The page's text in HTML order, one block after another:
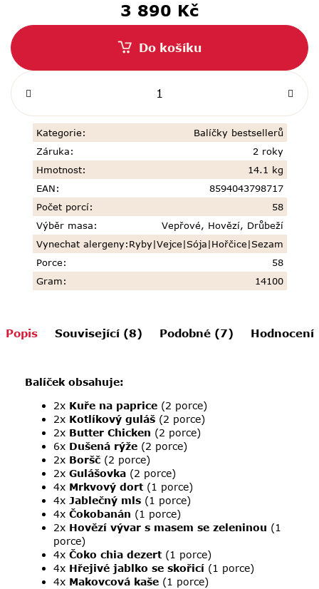
3 890 KčMěrná
cena:
Do košíku
Kategorie:
Balíčky bestsellerů
Záruka:
2 roky
Hmotnost:
14.1 kg
EAN:
8594043798717
Počet porcí:
58
Výběr masa: Vepřové, Hovězí, Drůbeží
Vynechat alergeny:Ryby|Vejce|Sója|Hořčice|Sezam
Porce:
58
Gram: 14100
Popis Související (8) Podobné (7) Hodnocení
Balíček obsahuje:
2x Kuře na paprice (2 porce)
2x Kotlíkový guláš (2 porce)
2x Butter Chicken (2 porce)
6x Dušená rýže (2 porce)
2x Boršč (2 porce)
2x Gulášovka (2 porce)
4x Mrkvový dort (1 porce)
4x Jablečný mls (1 porce)
4x Čokobanán (1 porce)
2x Hovězí vývar s masem se zeleninou (1
porce)
4x Čoko chia dezert (1 porce)
4x Hřejivé jablko se skořicí (1 porce)
4x Makovcová kaše (1 porce)